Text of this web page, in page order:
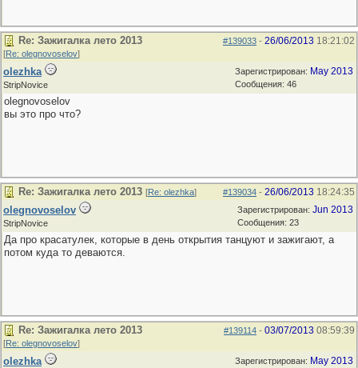
#139033 - 26/06/2013 18:21:02
Re: Зажигалка лето 2013
[Re: olegnovoselov]
Зарегистрирован: May 2013
Сообщения: 46
olezhka
StripNovice
olegnovoselov
вы это про что?
#139034 - 26/06/2013 18:24:35
Re: Зажигалка лето 2013 [Re: olezhka]
Зарегистрирован: Jun 2013
Сообщения: 23
olegnovoselov
StripNovice
Да про красатулек, которые в день открытия танцуют и зажигают, а
потом куда то деваются.
#139114 - 03/07/2013 08:59:39
Re: Зажигалка лето 2013
[Re: olegnovoselov]
Зарегистрирован: May 2013
olezhka